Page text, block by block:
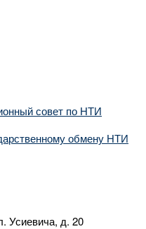
совет по НТИ
обмену НТИ
Усиевича, д. 20